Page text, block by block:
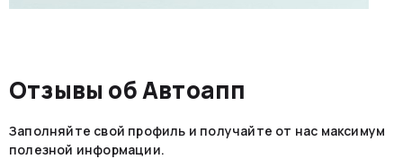
Отзывы об Автоапп
Заполняйте свой профиль и получайте от нас максимум
полезной информации.